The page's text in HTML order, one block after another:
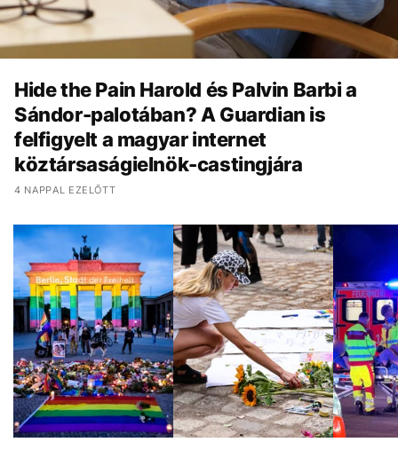
Hide the Pain Harold és Palvin Barbi a
Sándor-palotában? A Guardian is
felfigyelt a magyar internet
köztársaságielnök-castingjára
4 NAPPAL EZELŐTT